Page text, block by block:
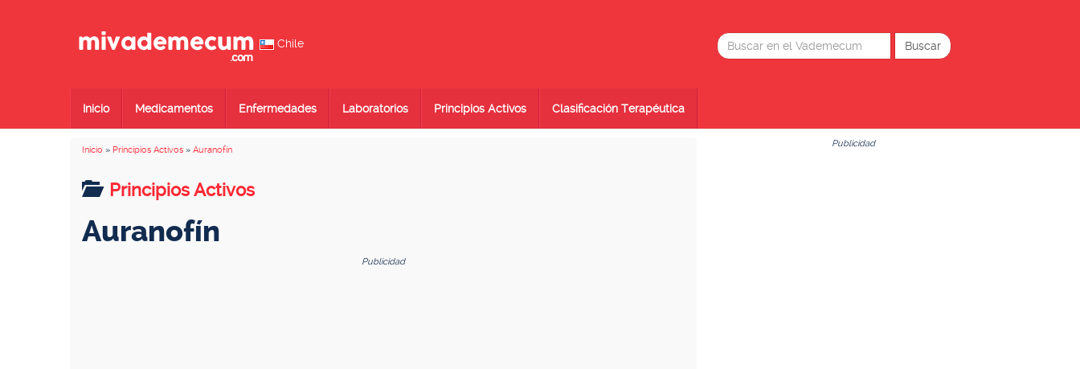
Chile
Inicio Medicamentos Enfermedades Laboratorios Principios Activos Clasificación Terapéutica
Inicio » Principios Activos » Auranofín
Principios Activos
Auranofín
Publicidad
Publicidad